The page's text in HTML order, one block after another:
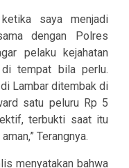
saya menjadi
dengan Polres
pelaku kejahatan
tempat bila perlu.
Lambar ditembak di
satu peluru Rp 5
terbukti saat itu
Terangnya.
menyatakan bahwa